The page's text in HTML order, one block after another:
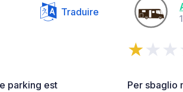
Traduire
parking est
Per sbaglio